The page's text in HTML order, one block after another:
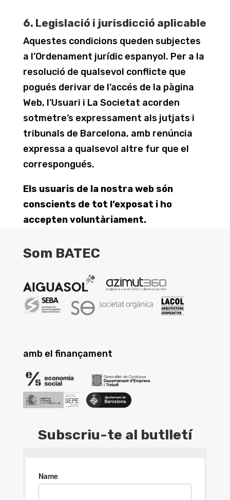
6. Legislació i jurisdicció aplicable
Aquestes condicions queden subjectes
a l’Ordenament jurídic espanyol. Per a la
resolució de qualsevol conflicte que
pogués derivar de l’accés de la pàgina
Web, l’Usuari i La Societat acorden
sotmetre’s expressament als jutjats i
tribunals de Barcelona, amb renúncia
expressa a qualsevol altre fur que el
correspongués.
Els usuaris de la nostra web són
conscients de tot l’exposat i ho
accepten voluntàriament.
Som BATEC
amb el finançament
Subscriu-te al butlletí